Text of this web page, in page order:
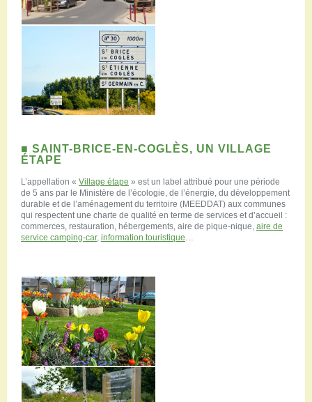
■ SAINT-BRICE-EN-COGLÈS, UN VILLAGE
ÉTAPE
L’appellation « Village étape » est un label attribué pour une période
de 5 ans par le Ministère de l’écologie, de l’énergie, du développement
durable et de l’aménagement du territoire (MEEDDAT) aux communes
qui respectent une charte de qualité en terme de services et d’accueil :
commerces, restauration, hébergements, aire de pique-nique, aire de
service camping-car, information touristique…